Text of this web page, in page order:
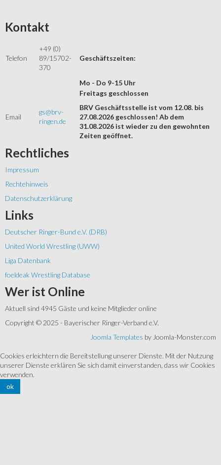
Kontakt
Telefon
+49 (0)
89/15702-
370
Geschäftszeiten:
Mo - Do 9-15 Uhr
Email
gs@brv-
ringen.de
Freitags geschlossen
BRV Geschäftsstelle ist vom 12.08. bis
27.08.2026 geschlossen! Ab dem
31.08.2026 ist wieder zu den gewohnten
Zeiten geöffnet.
Rechtliches
Impressum
Rechtehinweis
Datenschutzerklärung
Links
Deutscher Ringer-Bund e.V. (DRB)
United World Wrestling (UWW)
Liga Datenbank
foeldeak Wrestling Database
Wer ist Online
Aktuell sind 4945 Gäste und keine Mitglieder online
Copyright © 2025 - Bayerischer Ringer-Verband e.V.
Joomla Templates by Joomla-Monster.com
Cookies erleichtern die Bereitstellung unserer Dienste. Mit der Nutzung
unserer Dienste erklären Sie sich damit einverstanden, dass wir Cookies
verwenden.
ok